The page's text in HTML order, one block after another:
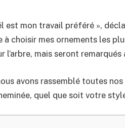
est mon travail préféré »,
à choisir mes ornements les
mais seront remarqués
avons rassemblé toutes
quel que soit votre